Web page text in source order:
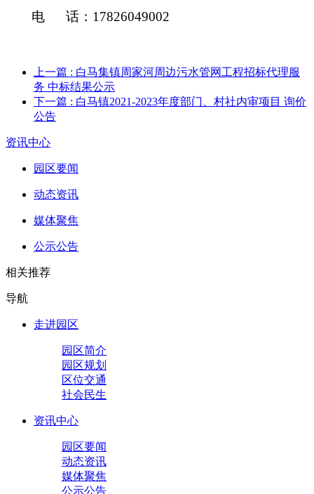
电 话： 17826049002
上一篇 : 白马集镇周家河周边污水管网工程招标代理服
务 中标结果公示
下一篇 : 白马镇2021-2023年度部门、村社内审项目 询价
公告
资讯中心
园区要闻
动态资讯
媒体聚焦
公示公告
相关推荐
导航
走进园区
园区简介
园区规划
区位交通
社会民生
资讯中心
园区要闻
动态资讯
媒体聚焦
公示公告